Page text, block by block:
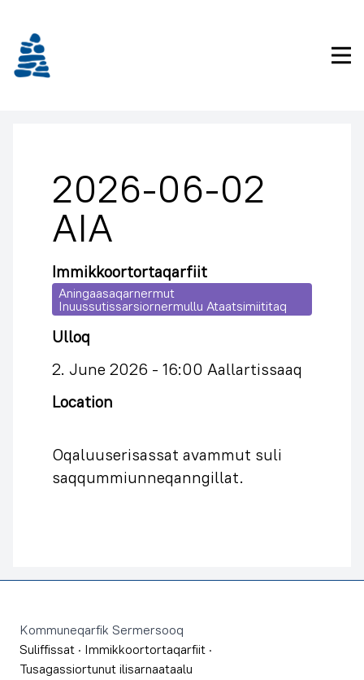
2026-06-02
AIA
Immikkoortortaqarfiit
Aningaasaqarnermut
Inuussutissarsiornermullu Ataatsimiititaq
Ulloq
2. June 2026 - 16:00 Aallartissaaq
Location
Oqaluuserisassat avammut suli
saqqummiunneqanngillat.
Kommuneqarfik Sermersooq
Suliffissat · Immikkoortortaqarfiit ·
Tusagassiortunut ilisarnaataalu